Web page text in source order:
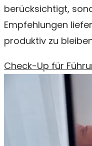
berücksichtigt,
Empfehlungen
produktiv zu
Check-Up für